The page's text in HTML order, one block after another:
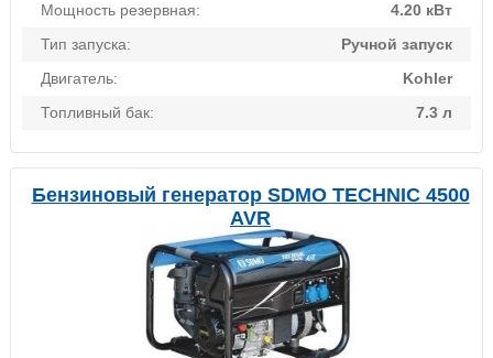
Мощность резервная:
4.20 кВт
Тип запуска:
Ручной запуск
Двигатель:
Kohler
Топливный бак:
7.3 л
Бензиновый генератор SDMO TECHNIC 4500
AVR